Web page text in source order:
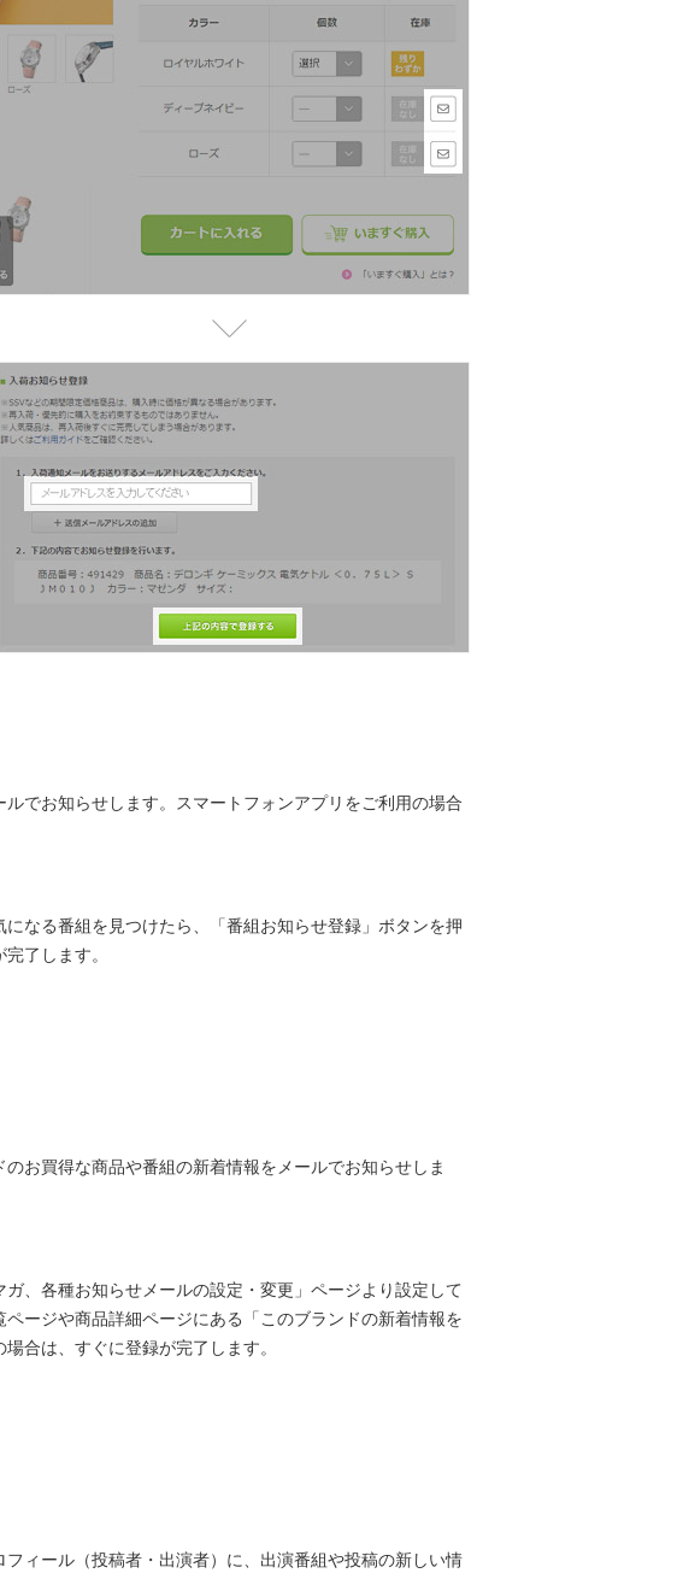
でお知らせします。スマートフォンアプリをご利用の場合
なる番組を見つけたら、「番組お知らせ登録」ボタンを押
了します。
お買得な商品や番組の新着情報をメールでお知らせしま
、各種お知らせメールの設定・変更」ページより設定して
ージや商品詳細ページにある「このブランドの新着情報を
合は、すぐに登録が完了します。
ィール（投稿者・出演者）に、出演番組や投稿の新しい情